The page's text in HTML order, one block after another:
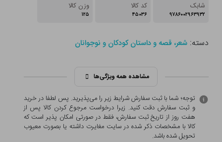
شابک
۹۷۸۶۰۰۲۹۶۳۹۳۲
کد کالا
۴۵۰۳۶
وزن کالا
۱۲۵
دسته:شعر، قصه و داستان کودکان و نوجوانان
مشاهده همه ویژگی‌ها
توجه؛ شما با ثبت سفارش شرایط زیر را می‌پذیرید. پس لطفا در خرید
و ثبت سفارش دقت کنید. زیرا درخواست مرجوع کردن کالا پس از
هفت روز از تاریخ ثبت سفارش، فقط در صورتی امکان پذیر است که
کالا با مشخصات ذکر شده در سایت مغایرت داشته یا بصورت معيوب
تحویل شده باشد.